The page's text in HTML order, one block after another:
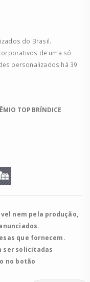
do Brasil.
de uma só
personalizados há 39
TOP BRÍNDICE
nem pela produção,
que fornecem.
ser solicitadas
no botão